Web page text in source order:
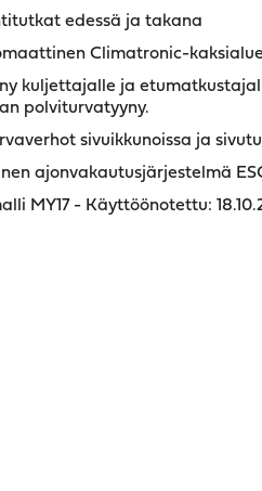
edessä ja takana
Climatronic-
kuljettajalle ja
polviturvatyyny.
sivuikkunoissa ja
ajonvakautusjärjestelmä
MY17 - Käyttöönotettu: